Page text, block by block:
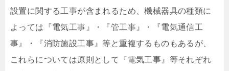
設置に関する工事が含まれるため、機械器具の種類に
よっては『電気工事』・『管工事』・『電気通信工
事』・『消防施設工事』等と重複するものもあるが、
これらについては原則として『電気工事』等それぞれ